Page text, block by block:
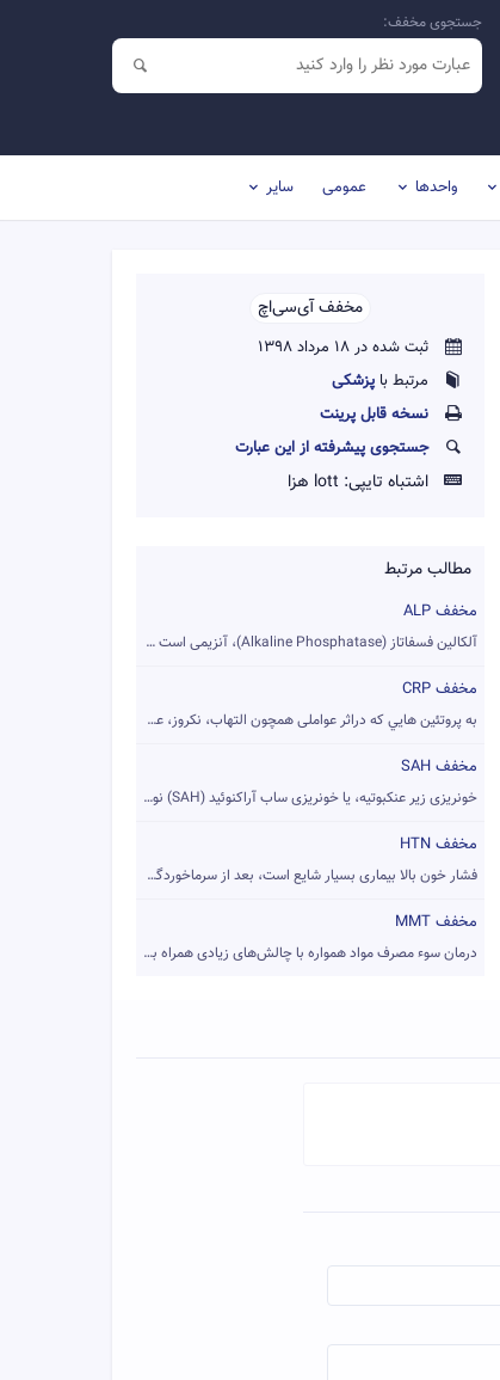
جستجوی مخفف:
واحدها عمومی سایر
مخفف آی‌سی‌اچ‌‌
ثبت شده در 18 مرداد 1398
مرتبط باپزشکی
نسخه قابل پرينت
جستجوی پیشرفته از این عبارت
اشتباه تایپی: lott هزا
مطالب مرتبط
مخفف ALP
آلکالین فسفاتاز (Alkaline Phosphatase)، آنزیمی است که در باف...
مخفف CRP
به پروتئين هايي که دراثر عواملی همچون التهاب، نکروز، عفونتها...
مخفف SAH
خونریزی زیر عنکبوتیه، یا خونریزی ساب آراکنوئید (SAH) نوعی خو...
مخفف HTN
فشار خون بالا بیماری بسیار شایع است، بعد از سرماخوردگی و چکا...
مخفف MMT
درمان سوء مصرف مواد همواره با چالش‌های زیادی همراه بوده‌است....